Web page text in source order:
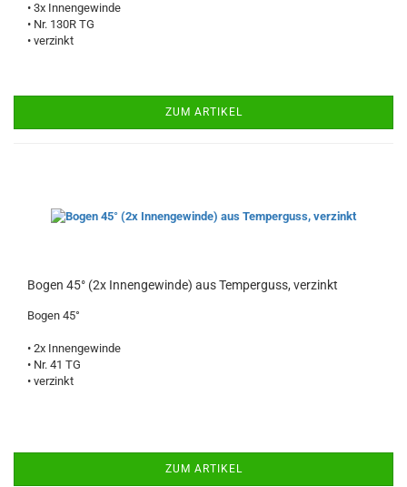
• 3x Innengewinde
• Nr. 130R TG
• verzinkt
ZUM ARTIKEL
Bogen 45° (2x Innengewinde) aus Temperguss, verzinkt
Bogen 45°
• 2x Innengewinde
• Nr. 41 TG
• verzinkt
ZUM ARTIKEL